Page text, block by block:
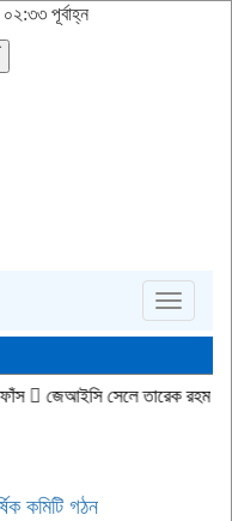
পূর্বাহ্ন
Toggle
তারেক রহমানকেও বন্দি রেখে
কমিটি গঠন